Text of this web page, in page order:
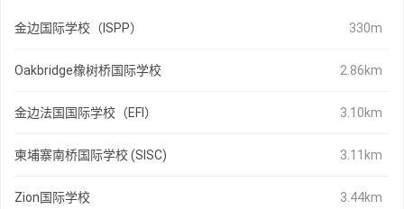
金边国际学校（ISPP） 330m
Oakbridge橡树桥国际学校 2.86km
金边法国国际学校（EFI） 3.10km
柬埔寨南桥国际学校 (SISC) 3.11km
Zion国际学校 3.44km